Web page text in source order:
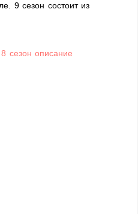
9 сезон состоит из
сезон описание